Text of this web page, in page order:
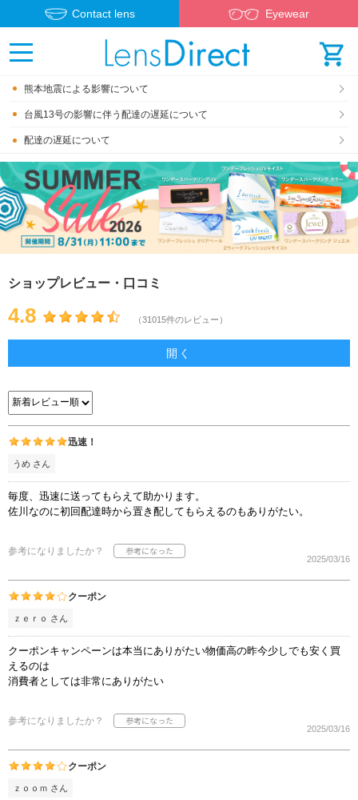
Contact lens Eyewear
熊本地震による影響について
台風13号の影響に伴う配達の遅延について
配達の遅延について
ショップレビュー・口コミ
4.8 （31015件のレビュー）
開く
迅速！
うめ さん
毎度、迅速に送ってもらえて助かります。
佐川なのに初回配達時から置き配してもらえるのもありがたい。
参考になりましたか？
2025/03/16
クーポン
ｚｅｒｏ さん
クーポンキャンペーンは本当にありがたい物価高の昨今少しでも安く買
えるのは
消費者としては非常にありがたい
参考になりましたか？
2025/03/16
クーポン
ｚｏｏｍ さん